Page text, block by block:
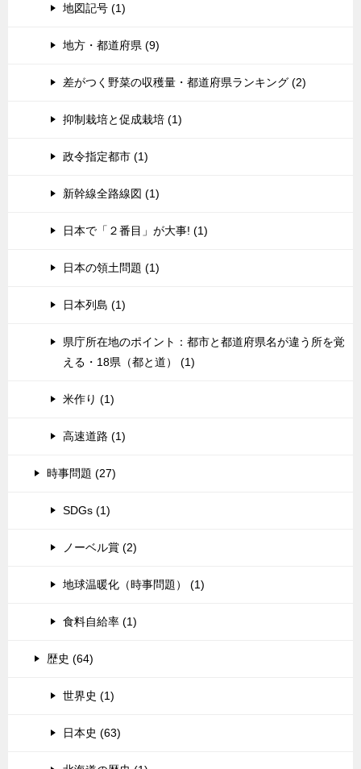
地図記号 (1)
地方・都道府県 (9)
差がつく野菜の収穫量・都道府県ランキング (2)
抑制栽培と促成栽培 (1)
政令指定都市 (1)
新幹線全路線図 (1)
日本で「２番目」が大事! (1)
日本の領土問題 (1)
日本列島 (1)
県庁所在地のポイント：都市と都道府県名が違う所を覚
える・18県（都と道） (1)
米作り (1)
高速道路 (1)
時事問題 (27)
SDGs (1)
ノーベル賞 (2)
地球温暖化（時事問題） (1)
食料自給率 (1)
歴史 (64)
世界史 (1)
日本史 (63)